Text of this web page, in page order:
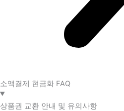
소액결제 현금화 FAQ​
상품권 교환 안내 및 유의사항